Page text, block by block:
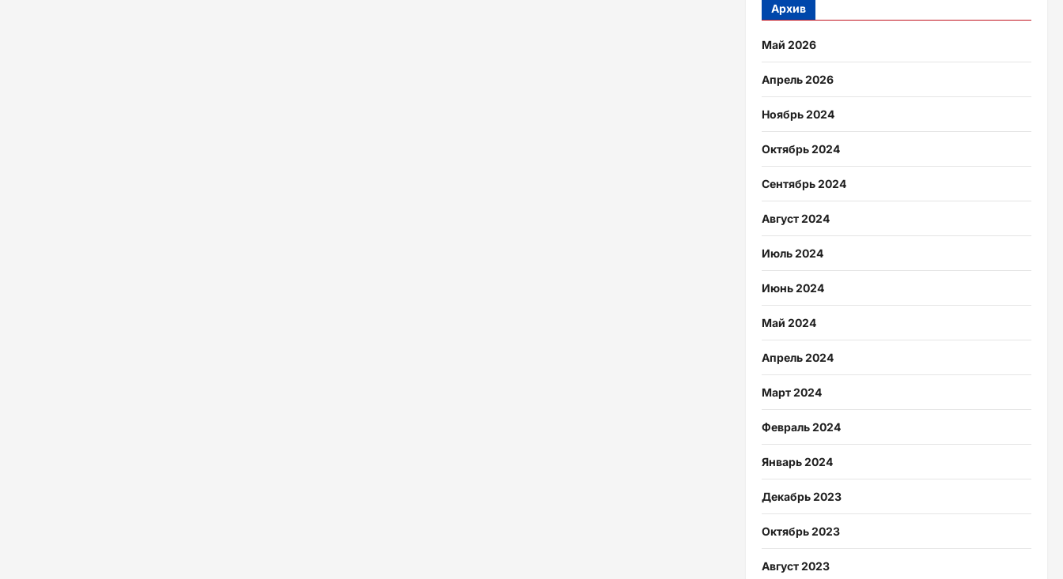
Архив
Май 2026
Апрель 2026
Ноябрь 2024
Октябрь 2024
Сентябрь 2024
Август 2024
Июль 2024
Июнь 2024
Май 2024
Апрель 2024
Март 2024
Февраль 2024
Январь 2024
Декабрь 2023
Октябрь 2023
Август 2023